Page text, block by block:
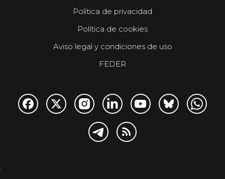
Política de privacidad
Política de cookies
Aviso legal y condiciones de uso
FEDER